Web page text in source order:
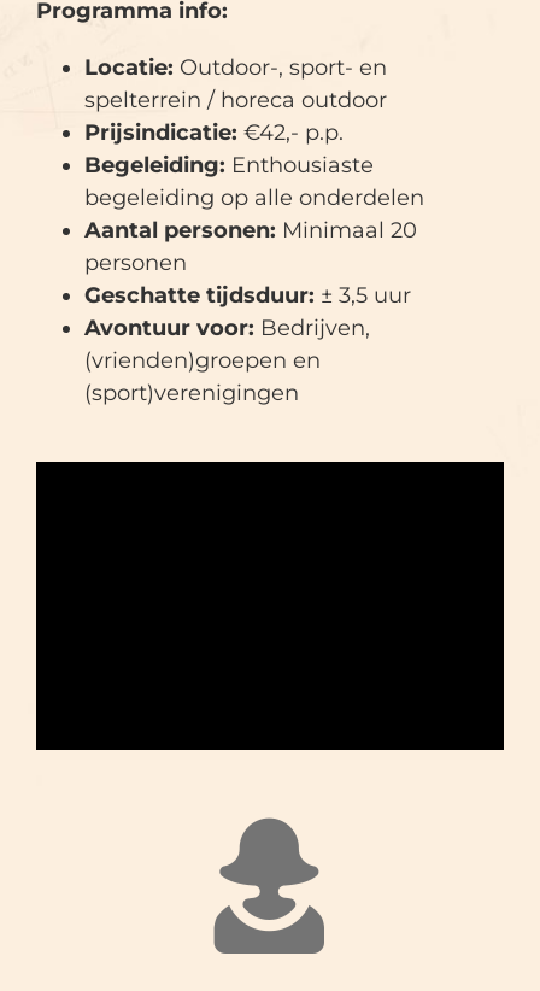
Programma info:
Locatie: Outdoor-, sport- en
spelterrein / horeca outdoor
Prijsindicatie: €42,- p.p.
Begeleiding: Enthousiaste
begeleiding op alle onderdelen
Aantal personen: Minimaal 20
personen
Geschatte tijdsduur: ± 3,5 uur
Avontuur voor: Bedrijven,
(vrienden)groepen en
(sport)verenigingen